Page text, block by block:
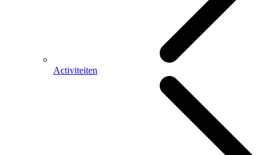
Activiteiten